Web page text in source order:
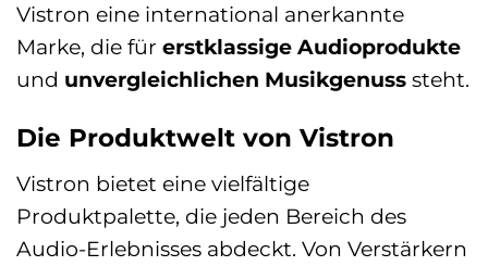
Vistron eine international anerkannte
Marke, die für erstklassige Audioprodukte
und unvergleichlichen Musikgenuss steht.
Die Produktwelt von Vistron
Vistron bietet eine vielfältige
Produktpalette, die jeden Bereich des
Audio-Erlebnisses abdeckt. Von Verstärkern